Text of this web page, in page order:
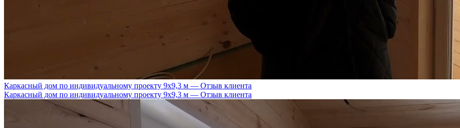
Каркасный дом по индивидуальному проекту 9х9,3 м — Отзыв клиента
Каркасный дом по индивидуальному проекту 9х9,3 м — Отзыв клиента